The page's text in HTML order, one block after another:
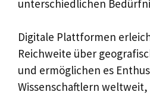
unterschiedlichen
Digitale Plattformen
Reichweite über
und ermöglichen es
Wissenschaftlern